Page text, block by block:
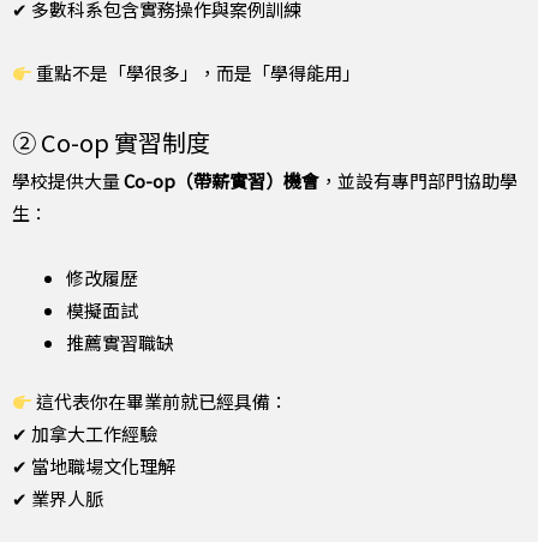
✔ 多數科系包含實務操作與案例訓練
重點不是「學很多」，而是「學得能用」
② Co-op 實習制度
學校提供大量Co-op（帶薪實習）機會 ，並設有專門部門協助學
生：
修改履歷
模擬面試
推薦實習職缺
這代表你在畢業前就已經具備：
✔ 加拿大工作經驗
✔ 當地職場文化理解
✔ 業界人脈